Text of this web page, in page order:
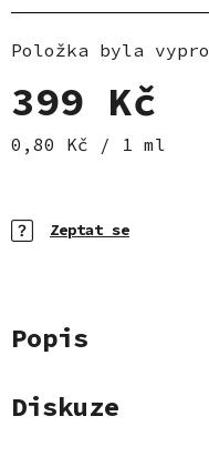
Položka byla
399 Kč
Měrná cena:
0,80 Kč / 1 ml
Zeptat se
Popis
Diskuze